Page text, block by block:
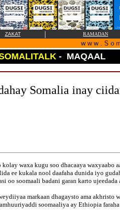
ZAKAT | RAMADAN
w w w . S o
- MAQAAL
Somalia inay
waxa kugu soo dhacaaya waxyaabo
ee kukala nool daafaha dunida iyo
oo soomaali badani garan karto
markaan dhagaysto ama
soomaaliya ay Ethiopia